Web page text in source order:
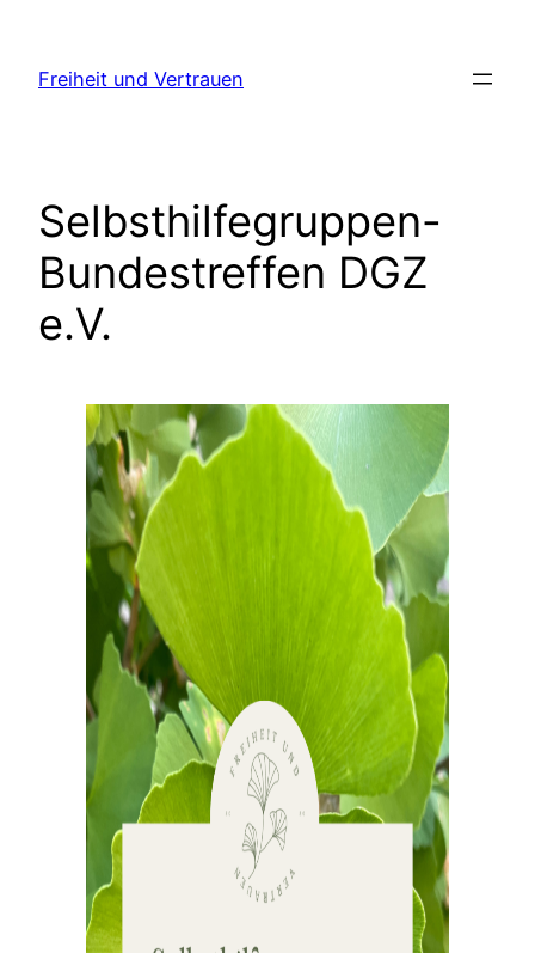
springen
Freiheit und Vertrauen
Selbsthilfegruppen-
Bundestreffen DGZ
e.V.